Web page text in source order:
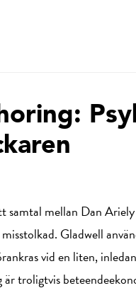
samtal mellan Dan
Gladwell
vid en liten,
troligtvis